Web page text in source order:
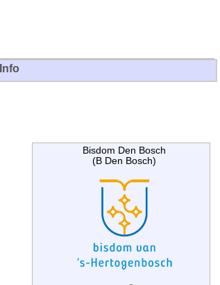
Info
Bisdom Den Bosch
(B Den Bosch)